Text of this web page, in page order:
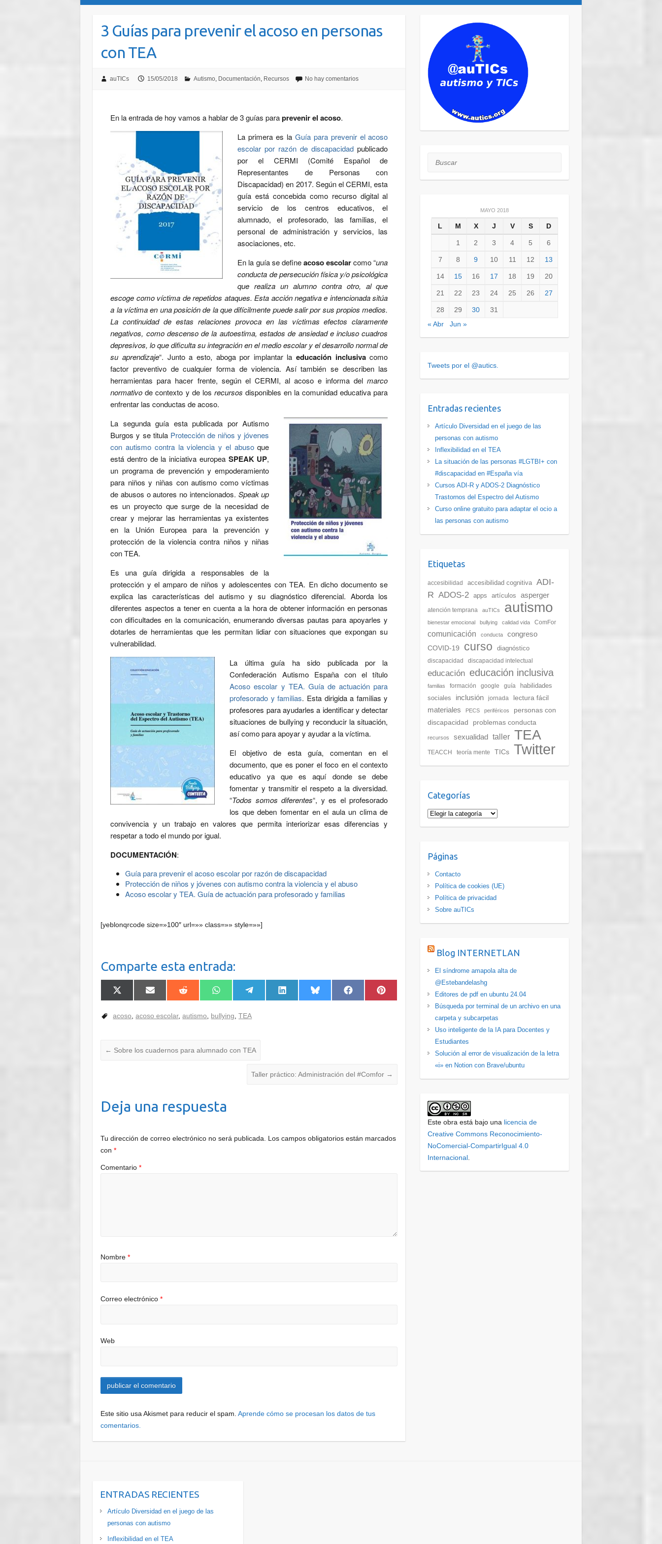
3 Guías para prevenir el acoso en personas
con TEA
auTICs 15/05/2018 Autismo, Documentación Recursos No hay comentarios
En la entrada de hoy vamos a hablar de 3 guías paraprevenir el acoso.
La primera es la Guía para prevenir el acoso
escolar por razón de discapacidad publicado
por el CERMI (Comité Español de
Representantes de Personas con
Discapacidad) en 2017. Según el CERMI, esta
guía está concebida como recurso digital al
servicio de los centros educativos, el
alumnado, el profesorado, las familias, el
personal de administración y servicios, las
asociaciones, etc.
En la guía se defineacoso escolarcomo “una
conducta de persecución física y/o psicológica
que realiza un alumno contra otro, al que
escoge como víctima de repetidos ataques. Esta acción negativa e intencionada sitúa
a la víctima en una posición de la que difícilmente puede salir por sus propios medios.
La continuidad de estas relaciones provoca en las víctimas efectos claramente
negativos, como descenso de la autoestima, estados de ansiedad e incluso cuadros
depresivos, lo que dificulta su integración en el medio escolar y el desarrollo normal de
su aprendizaje“. Junto a esto, aboga por implantar laeducación inclusivacomo
factor preventivo de cualquier forma de violencia. Así también se describen las
herramientas para hacer frente, según el CERMI, al acoso e informa delmarco
normativo de contexto y de los recursos disponibles en la comunidad educativa para
enfrentar las conductas de acoso.
La segunda guía esta publicada por Autismo
Burgos y se titula Protección de niños y jóvenes
con autismo contra la violencia y el abusoque
está dentro de la iniciativa europea SPEAK UP,
un programa de prevención y empoderamiento
para niños y niñas con autismo como víctimas
de abusos o autores no intencionados. Speak up
es un proyecto que surge de la necesidad de
crear y mejorar las herramientas ya existentes
en la Unión Europea para la prevención y
protección de la violencia contra niños y niñas
con TEA.
Es una guía dirigida a responsables de la
protección y el amparo de niños y adolescentes con TEA. En dicho documento se
explica las características del autismo y su diagnóstico diferencial. Aborda los
diferentes aspectos a tener en cuenta a la hora de obtener información en personas
con dificultades en la comunicación, enumerando diversas pautas para apoyarles y
dotarles de herramientas que les permitan lidiar con situaciones que expongan su
vulnerabilidad.
La última guía ha sido publicada por la
Confederación Autismo España con el título
Acoso escolar y TEA. Guía de actuación para
profesorado y familias. Esta dirigida a familias y
profesores para ayudarles a identificar y detectar
situaciones de bullying y reconducir la situación,
así como para apoyar y ayudar a la víctima.
El objetivo de esta guía, comentan en el
documento, que es poner el foco en el contexto
educativo ya que es aquí donde se debe
fomentar y transmitir el respeto a la diversidad.
“Todos somos diferentes“, y es el profesorado
los que deben fomentar en el aula un clima de
convivencia y un trabajo en valores que permita interiorizar esas diferencias y
respetar a todo el mundo por igual.
DOCUMENTACIÓN:
Guía para prevenir el acoso escolar por razón de discapacidad
Protección de niños y jóvenes con autismo contra la violencia y el abuso
Acoso escolar y TEA. Guía de actuación para profesorado y familias
[yeblonqrcode size=»100″ url=»» class=»» style=»»]
Comparte esta entrada:
Compartir
en
(Twitter)
Compartir
en
Compartir
en
Compartir
en
Compartir
en
Compartir
en
Compartir
en
Compartir
en
Compartir
en
acoso ,acoso escolar,autismo bullying ,TEA
← Sobre los cuadernos para alumnado con TEA
Taller práctico: Administración del #Comfor →
Deja una respuesta
Tu dirección de correo electrónico no será publicada.
Los campos obligatorios están marcados
con*
Comentario*
Nombre*
Correo electrónico*
Web
Este sitio usa Akismet para reducir el spam.Aprende cómo se procesan los datos de tus
comentarios.
Buscar
MAYO 2018
L M X J V S D
1 2 3 4 5 6
7 8 9 10 11 12 13
14 15 16 17 18 19 20
21 22 23 24 25 26 27
28 29 30
31
« Abr
Jun »
Tweets por el @autics.
Entradas recientes
Artículo Diversidad en el juego de las
personas con autismo
Inflexibilidad en el TEA
La situación de las personas #LGTBI+ con
#discapacidad en #España vía
Cursos ADI-R y ADOS-2 Diagnóstico
Trastornos del Espectro del Autismo
Curso online gratuito para adaptar el ocio a
las personas con autismo
Etiquetas
accesibilidad accesibilidad cognitiva
ADI-
R ADOS-2 apps artículos asperger
atención temprana auTICs autismo
bienestar emocional bullying calidad vida ComFor
comunicación conducta congreso
COVID-19 curso diagnóstico
discapacidad discapacidad intelectual
educación educación inclusiva
familias formación google guía
habilidades
sociales
inclusión jornada lectura fácil
materiales PECS periféricos
personas con
discapacidad
problemas conducta
recursos sexualidad taller TEA
TEACCH teoría mente TICs Twitter
Categorías
Categorías
Páginas
Contacto
Política de cookies (UE)
Política de privacidad
Sobre auTICs
Blog INTERNETLAN
El síndrome amapola alta de
@Estebandelashg
Editores de pdf en ubuntu 24.04
Búsqueda por terminal de un archivo en una
carpeta y subcarpetas
Uso inteligente de la IA para Docentes y
Estudiantes
Solución al error de visualización de la letra
«i» en Notion con Brave/ubuntu
Este obra está bajo una licencia de
Creative Commons Reconocimiento-
NoComercial-CompartirIgual 4.0
Internacional.
ENTRADAS RECIENTES
Artículo Diversidad en el juego de las
personas con autismo
Inflexibilidad en el TEA